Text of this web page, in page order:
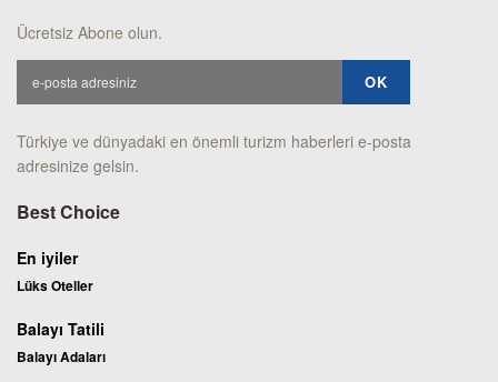
Ücretsiz Abone olun.
Türkiye ve dünyadaki en önemli turizm haberleri e-posta
adresinize gelsin.
Best Choice
En iyiler
Lüks Oteller
Balayı Tatili
Balayı Adaları